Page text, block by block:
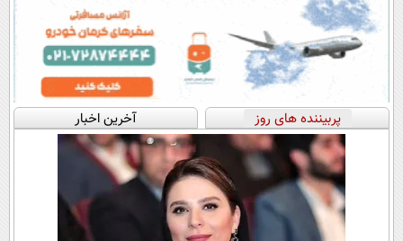
پربیننده های روز آخرین اخبار